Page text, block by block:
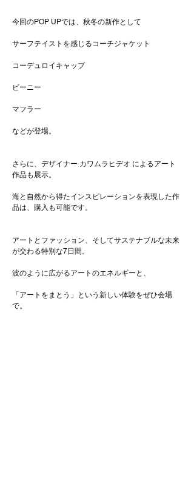
今回のPOP UPでは、秋冬の新作として
サーフテイストを感じるコーチジャケット
コーデュロイキャップ
ビーニー
マフラー
などが登場。
さらに、デザイナー カワムラヒデオ によるアート
作品も展示。
海と自然から得たインスピレーションを表現した作
品は、購入も可能です。
アートとファッション、そしてサステナブルな未来
が交わる特別な7日間。
波のように広がるアートのエネルギーと、
「アートをまとう」という新しい体験をぜひ会場
で。